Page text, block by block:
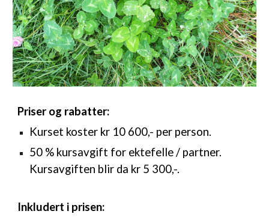
Priser og rabatter:
Kurset koster kr 10 600,- per person.
50 % kursavgift for ektefelle / partner.
Kursavgiften blir da kr 5 300,-.
Inkludert i prisen: